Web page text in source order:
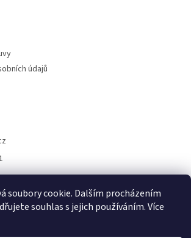
soubory cookie. Dalším procházením
souhlas s jejich používáním. Více
údajů